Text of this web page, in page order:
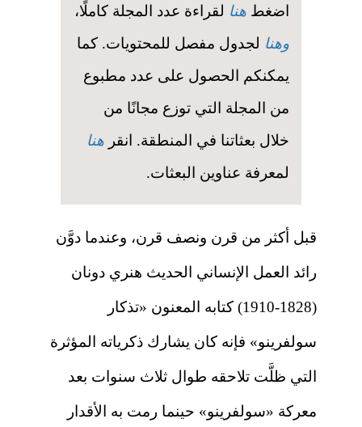
اضغط هنا لقراءة عدد المجلة كاملًا،
وهنا لجدول مفصل للمحتويات. كما
يمكنكم الحصول على عدد مطبوع
من المجلة التي توزع مجانًا من
خلال بعثاتنا في المنطقة. انقر هنا
لمعرفة عناوين البعثات.
قبل أكثر من قرن ونصف قرن، وعندما دوَّن
رائد العمل الإنساني الحديث هنري دونان
(1828-1910) كتابه المعنون «تذكار
سولفرينو» فإنه كان يشارك ذكرياته المؤثرة
التي ظلَّت تلاحقه طوال ثلاث سنوات بعد
معركة «سولفرينو» حينما رمت به الأقدار